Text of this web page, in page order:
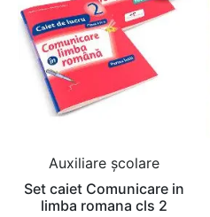
Auxiliare şcolare
Set caiet Comunicare in
limba romana cls 2